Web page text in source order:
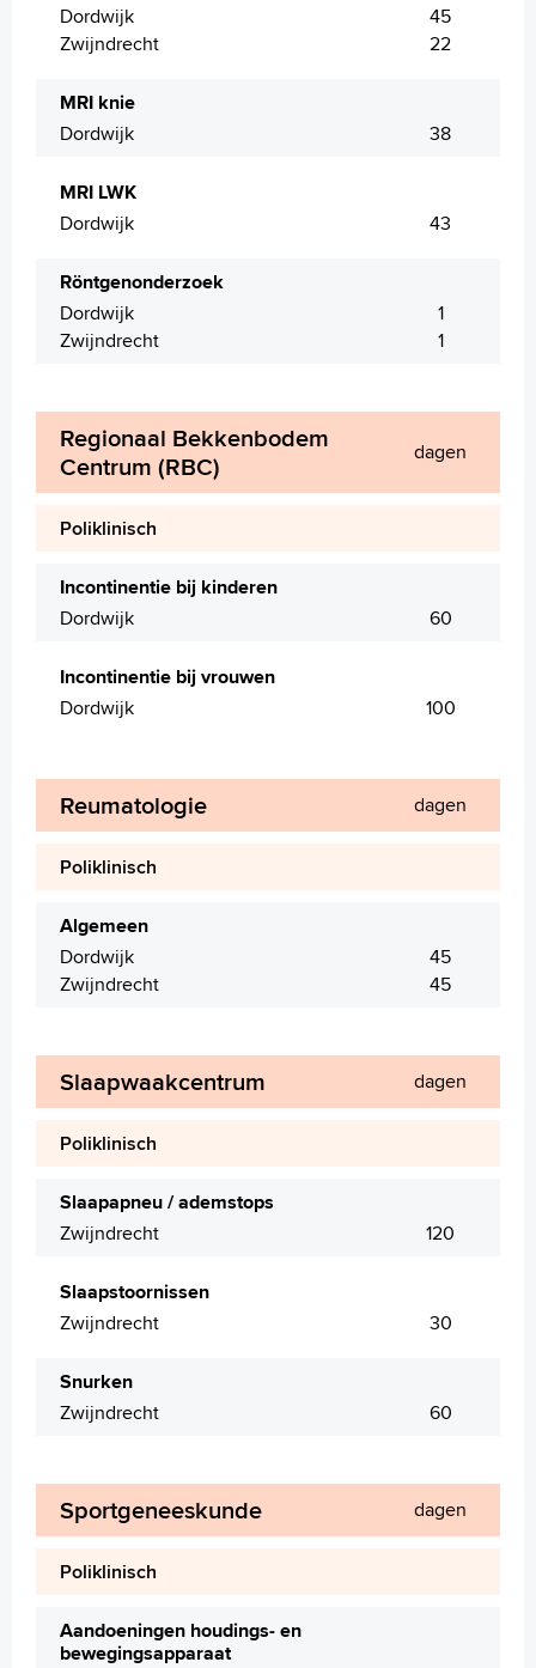
Dordwijk
45
Zwijndrecht
22
MRI knie
Dordwijk
38
MRI LWK
Dordwijk
43
Röntgenonderzoek
Dordwijk
1
Zwijndrecht
1
Regionaal Bekkenbodem
Centrum (RBC)
dagen
Poliklinisch
Incontinentie bij kinderen
Dordwijk
60
Incontinentie bij vrouwen
Dordwijk
100
Reumatologie dagen
Poliklinisch
Algemeen
Dordwijk
45
Zwijndrecht
45
Slaapwaakcentrum dagen
Poliklinisch
Slaapapneu / ademstops
Zwijndrecht
120
Slaapstoornissen
Zwijndrecht
30
Snurken
Zwijndrecht
60
Sportgeneeskunde dagen
Poliklinisch
Aandoeningen houdings- en
bewegingsapparaat